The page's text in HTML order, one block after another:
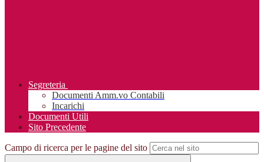
Segreteria
Documenti Amm.vo Contabili
Incarichi
Documenti Utili
Sito Precedente
Campo di ricerca per le pagine del sito